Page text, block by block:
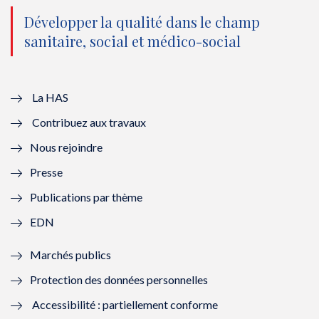
o
u
l
l
f
n
ê
t
n
o
e
e
n
ê
o
u
ê
t
n
o
ê
Développer la qualité dans le champ
sanitaire, social et médico-social
La HAS
Contribuez aux travaux
Nous rejoindre
Presse
Publications par thème
EDN
Marchés publics
Protection des données personnelles
Accessibilité : partiellement conforme